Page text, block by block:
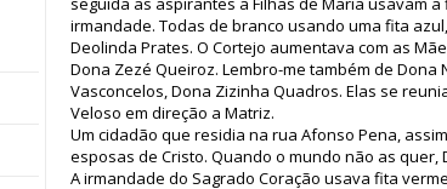
irmandade. Todas de branco usando uma fita
Deolinda Prates. O Cortejo aumentava com as
Dona Zezé Queiroz. Lembro-me também de
Vasconcelos, Dona Zizinha Quadros. Elas se
Veloso em direção a Matriz.
Um cidadão que residia na rua Afonso Pena,
esposas de Cristo. Quando o mundo não as quer,
A irmandade do Sagrado Coração usava fita